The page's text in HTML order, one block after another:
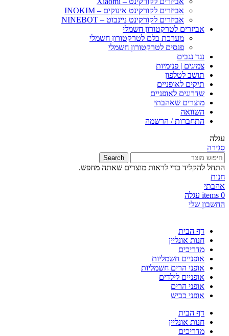
אביזרים לקורקינט אינוקים – INOKIM
אביזרים לקורקינט ניינבוט – NINEBOT
אביזרים לטרקטורון חשמלי
מערכת בלם לטרקטורון חשמלי
פנסים לטרקטורון חשמלי
נגד נגבים
צמיגים | פנימיות
תושב לטלפון
תיקים לאופניים
שדרוגים לאופניים
מוצרים שאהבתי
השוואה
התחברות / הרשמה
עגלה
סגירה
Search
התחל להקליד כדי לראות מוצרים שאתה מחפש.
חנות
אהבתי
0
items עגלה
החשבון שלי
דף הבית
חנות אונליין
מדריכים
אופניים חשמליות
אופני הרים חשמליות
אופניים לילדים
אופני הרים
אופני כביש
דף הבית
חנות אונליין
מדריכים